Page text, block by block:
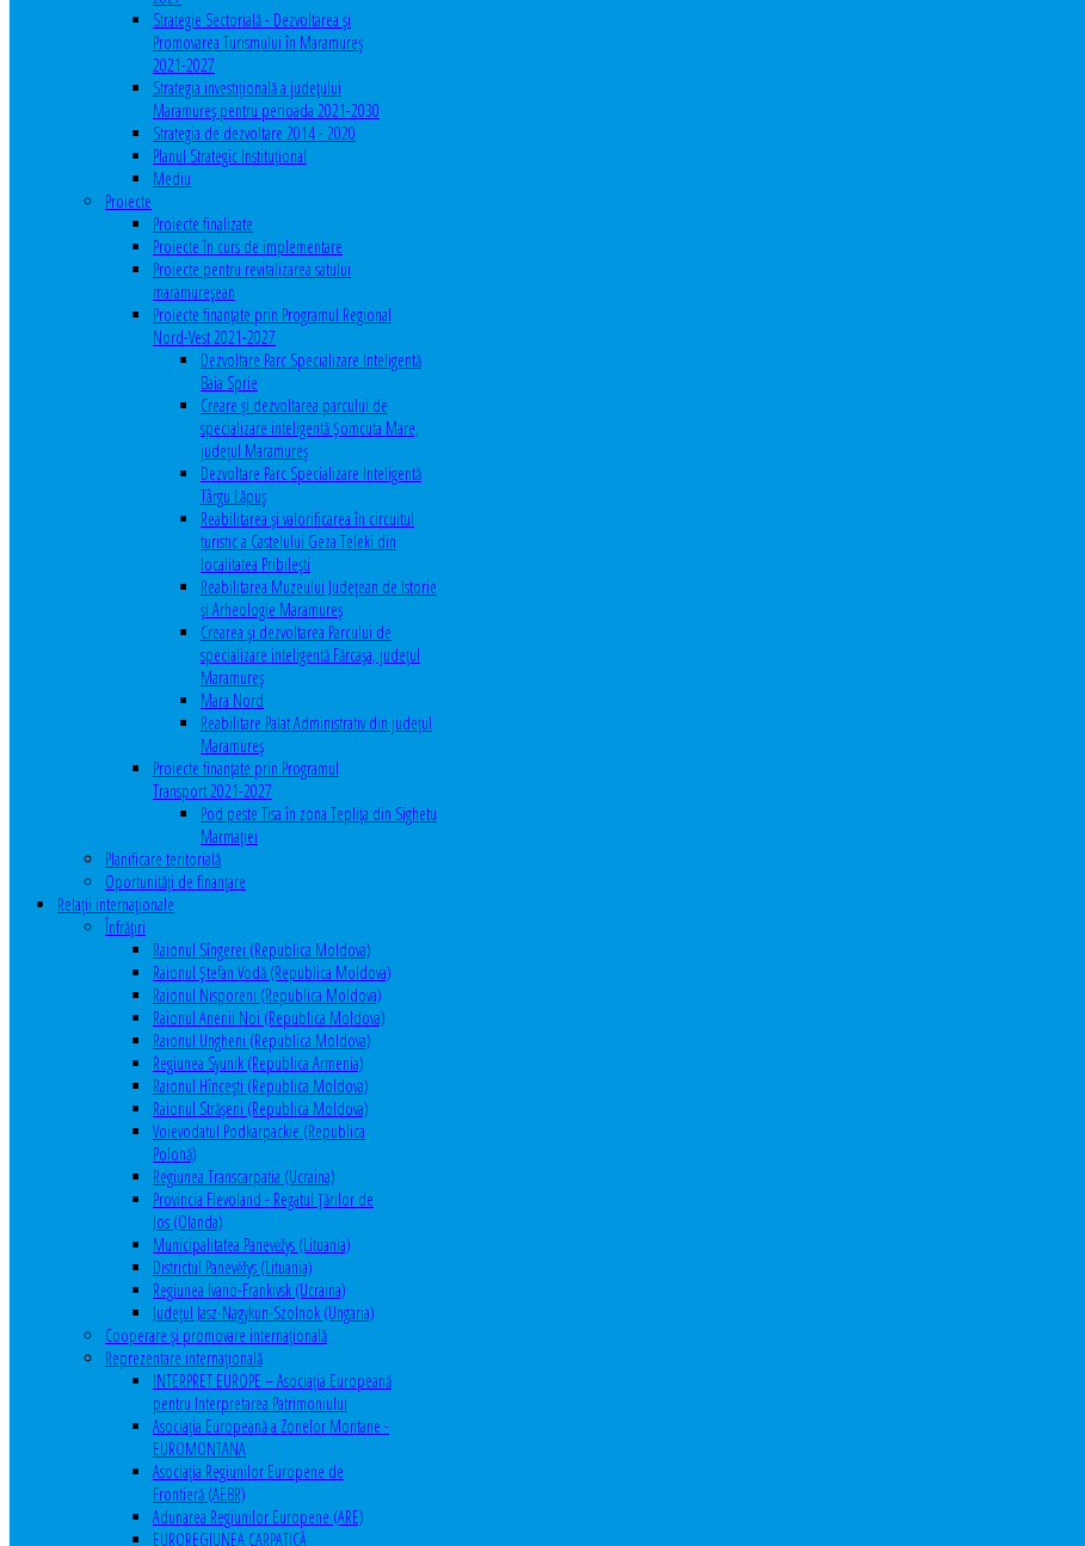
Strategie Sectorială - Dezvoltarea și
Promovarea Turismului în Maramureș
2021-2027
Strategia investiţională a județului
Maramureș pentru perioada 2021-2030
Strategia de dezvoltare 2014 - 2020
Planul Strategic Instituţional
Mediu
Proiecte
Proiecte finalizate
Proiecte în curs de implementare
Proiecte pentru revitalizarea satului
maramureşean
Proiecte finanțate prin Programul Regional
Nord-Vest 2021-2027
Dezvoltare Parc Specializare Inteligentă
Baia Sprie
Creare și dezvoltarea parcului de
specializare inteligentă Șomcuta Mare,
județul Maramureș
Dezvoltare Parc Specializare Inteligentă
Târgu Lăpuș
Reabilitarea și valorificarea în circuitul
turistic a Castelului Geza Teleki din
localitatea Pribilești
Reabilitarea Muzeului Județean de Istorie
și Arheologie Maramureș
Crearea și dezvoltarea Parcului de
specializare inteligentă Fărcașa, județul
Maramureș
Mara Nord
Reabilitare Palat Administrativ din județul
Maramureș
Proiecte finanțate prin Programul
Transport 2021-2027
Pod peste Tisa în zona Teplița din Sighetu
Marmației
Planificare teritorială
Oportunităţi de finanţare
Relaţii internaţionale
Înfrăţiri
Raionul Sîngerei (Republica Moldova)
Raionul Ștefan Vodă (Republica Moldova)
Raionul Nisporeni (Republica Moldova)
Raionul Anenii Noi (Republica Moldova)
Raionul Ungheni (Republica Moldova)
Regiunea Syunik (Republica Armenia)
Raionul Hîncești (Republica Moldova)
Raionul Străşeni (Republica Moldova)
Voievodatul Podkarpackie (Republica
Polonă)
Regiunea Transcarpatia (Ucraina)
Provincia Flevoland - Regatul Ţărilor de
Jos (Olanda)
Municipalitatea Panevėžys (Lituania)
Districtul Panevėžys (Lituania)
Regiunea Ivano-Frankivsk (Ucraina)
Judeţul Jasz-Nagykun-Szolnok (Ungaria)
Cooperare şi promovare internaţională
Reprezentare internaţională
INTERPRET EUROPE – Asociația Europeană
pentru Interpretarea Patrimoniului
Asociația Europeană a Zonelor Montane -
EUROMONTANA
Asociația Regiunilor Europene de
Frontieră (AEBR)
Adunarea Regiunilor Europene (ARE)
EUROREGIUNEA CARPATICĂ